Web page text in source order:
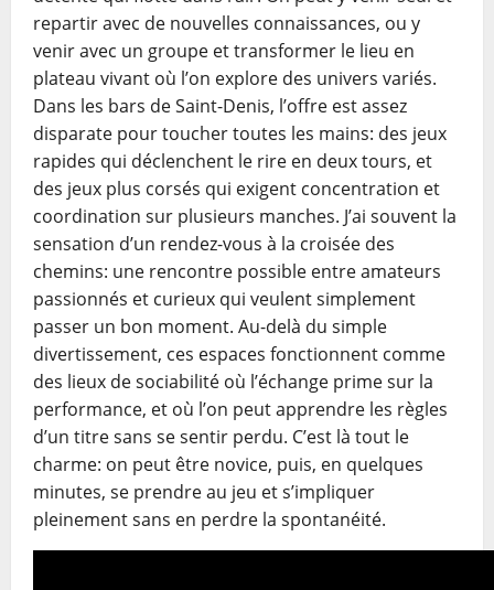
repartir avec de nouvelles connaissances, ou y
venir avec un groupe et transformer le lieu en
plateau vivant où l’on explore des univers variés.
Dans les bars de Saint-Denis, l’offre est assez
disparate pour toucher toutes les mains: des jeux
rapides qui déclenchent le rire en deux tours, et
des jeux plus corsés qui exigent concentration et
coordination sur plusieurs manches. J’ai souvent la
sensation d’un rendez-vous à la croisée des
chemins: une rencontre possible entre amateurs
passionnés et curieux qui veulent simplement
passer un bon moment. Au-delà du simple
divertissement, ces espaces fonctionnent comme
des lieux de sociabilité où l’échange prime sur la
performance, et où l’on peut apprendre les règles
d’un titre sans se sentir perdu. C’est là tout le
charme: on peut être novice, puis, en quelques
minutes, se prendre au jeu et s’impliquer
pleinement sans en perdre la spontanéité.